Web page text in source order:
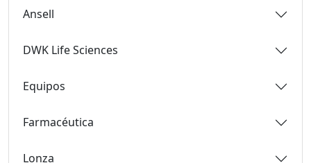
Ansell
DWK Life Sciences
Equipos
Farmacéutica
Lonza